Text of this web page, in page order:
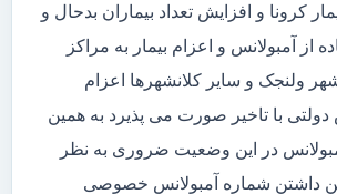
کرونا و افزایش تعداد بیماران بدحال و
از آمبولانس و اعزام بیمار به مراکز
ولنجک و سایر کلانشهرها اعزام
دولتی با تاخیر صورت می پذیرد به همین
در این وضعیت ضروری به نظر
داشتن شماره آمبولانس خصوصی